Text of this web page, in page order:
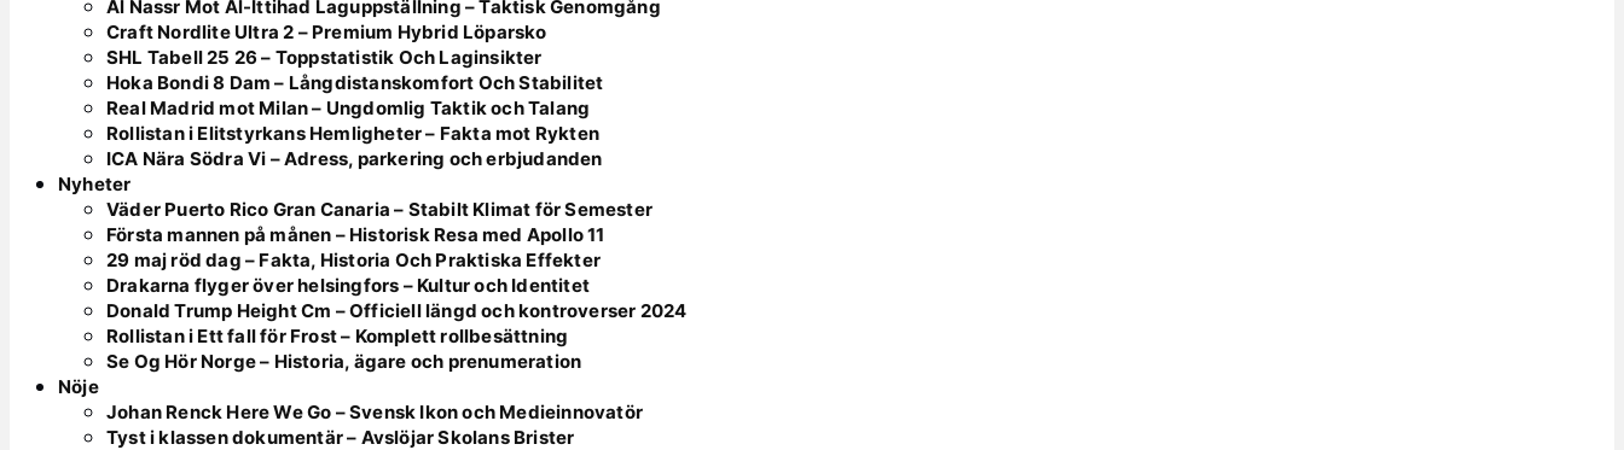
Al Nassr Mot Al-Ittihad Laguppställning – Taktisk Genomgång
Craft Nordlite Ultra 2 – Premium Hybrid Löparsko
SHL Tabell 25 26 – Toppstatistik Och Laginsikter
Hoka Bondi 8 Dam – Långdistanskomfort Och Stabilitet
Real Madrid mot Milan – Ungdomlig Taktik och Talang
Rollistan i Elitstyrkans Hemligheter – Fakta mot Rykten
ICA Nära Södra Vi – Adress, parkering och erbjudanden
Nyheter
Väder Puerto Rico Gran Canaria – Stabilt Klimat för Semester
Första mannen på månen – Historisk Resa med Apollo 11
29 maj röd dag – Fakta, Historia Och Praktiska Effekter
Drakarna flyger över helsingfors – Kultur och Identitet
Donald Trump Height Cm – Officiell längd och kontroverser 2024
Rollistan i Ett fall för Frost – Komplett rollbesättning
Se Og Hör Norge – Historia, ägare och prenumeration
Nöje
Johan Renck Here We Go – Svensk Ikon och Medieinnovatör
Tyst i klassen dokumentär – Avslöjar Skolans Brister